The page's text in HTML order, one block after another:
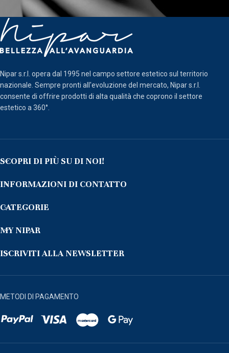
Nipar s.r.l. opera dal 1995 nel campo settore estetico sul territorio
nazionale. Sempre pronti all'evoluzione del mercato, Nipar s.r.l.
consente di offrire prodotti di alta qualità che coprono il settore
estetico a 360°.
SCOPRI DI PIÙ SU DI NOI!
INFORMAZIONI DI CONTATTO
CATEGORIE
MY NIPAR
ISCRIVITI ALLA NEWSLETTER
METODI DI PAGAMENTO